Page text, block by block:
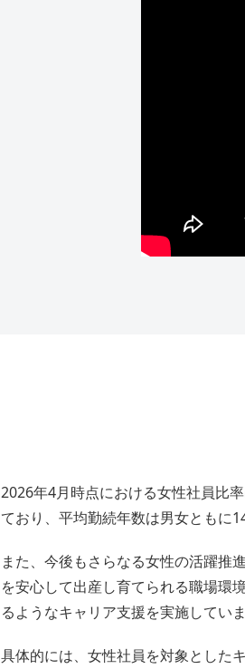
2026年4月時点における女性社員比
ており、平均勤続年数は男女ともに
また、今後もさらなる女性の活躍推
を安心して出産し育てられる職場環
るようなキャリア支援を実施していま
具体的には、女性社員を対象とした